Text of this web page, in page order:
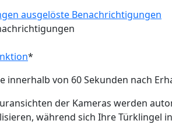
ausgelöste Benachrichtigungen
*
innerhalb von 60 Sekunden nach
der Kameras werden
während sich Ihre Türklingel